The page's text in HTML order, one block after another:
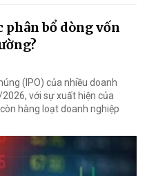
phân bổ dòng vốn
(IPO) của nhiều doanh
với sự xuất hiện của
còn hàng loạt doanh nghiệp